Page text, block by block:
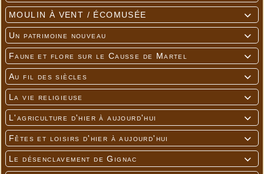

MOULIN À VENT / ÉCOMUSÉE

Un patrimoine nouveau

Faune et flore sur le Causse de Martel

Au fil des siècles

La vie religieuse

L'agriculture d'hier à aujourd'hui

Fêtes et loisirs d'hier à aujourd'hui

Le désenclavement de Gignac